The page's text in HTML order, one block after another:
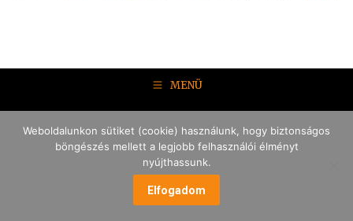
MENÜ
Weboldalunkon sütiket (cookie) használunk, hogy biztonságos
böngészés mellett a legjobb felhasználói élményt
nyújthassunk.
Elfogadom